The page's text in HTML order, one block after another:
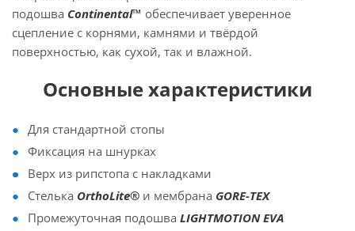
подошва Continental™ обеспечивает уверенное
сцепление с корнями, камнями и твёрдой
поверхностью, как сухой, так и влажной.
Основные характеристики
Для стандартной стопы
Фиксация на шнурках
Верх из рипстопа с накладками
Стелька OrthoLite® и мембрана GORE-TEX
Промежуточная подошва LIGHTMOTION EVA